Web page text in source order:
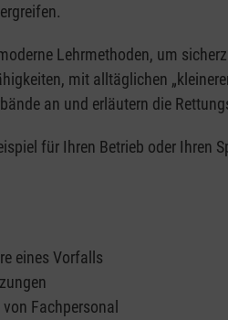
Lehrmethoden, um
mit alltäglichen
an und erläutern die
für Ihren Betrieb oder Ihren
eines Vorfalls
Fachpersonal